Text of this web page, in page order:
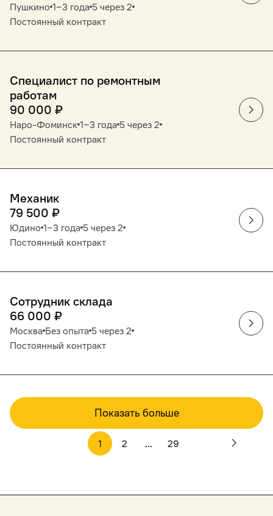
Пушкино 1‒3 года 5 через 2
Постоянный контракт
Специалист по ремонтным
работам
90 000 ₽
Наро-Фоминск 1‒3 года 5 через 2
Постоянный контракт
Механик
79 500 ₽
Юдино 1‒3 года 5 через 2
Постоянный контракт
Сотрудник склада
66 000 ₽
Москва Без опыта 5 через 2
Постоянный контракт
Показать больше
1 2 ... 29